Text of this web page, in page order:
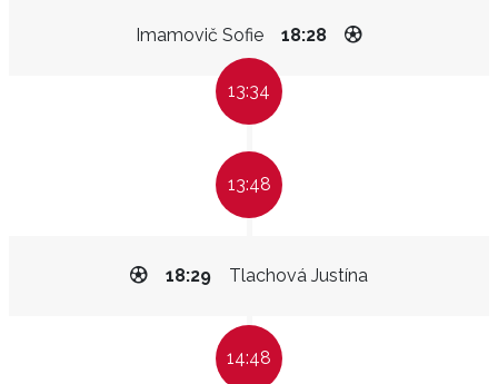
Imamovič Sofie 18:28
13:34
13:48
Tlachová Justína
18:29
14:48